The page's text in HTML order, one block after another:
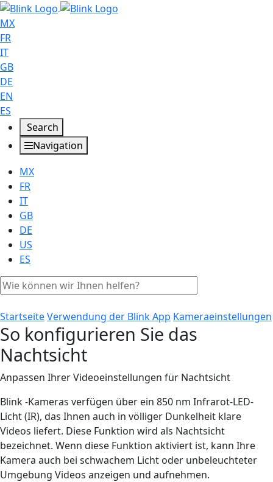
MX
FR
IT
GB
DE
EN
ES
Search
Navigation
MX
FR
IT
GB
DE
US
ES
StartseiteVerwendung der Blink App Kameraeinstellungen
So konfigurieren Sie das
Nachtsicht
Anpassen Ihrer Videoeinstellungen für Nachtsicht
Blink -Kameras verfügen über ein 850 nm Infrarot-LED-
Licht (IR), das Ihnen auch in völliger Dunkelheit klare
Videos liefert. Diese Funktion wird als Nachtsicht
bezeichnet. Wenn diese Funktion aktiviert ist, kann Ihre
Kamera auch bei schwachem Licht oder unbeleuchteter
Umgebung Videos anzeigen und aufnehmen.